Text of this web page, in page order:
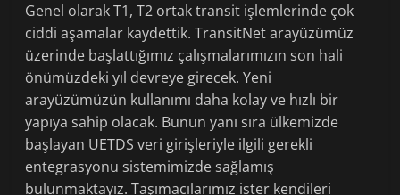
Genel olarak T1, T2 ortak transit işlemlerinde çok
ciddi aşamalar kaydettik. TransitNet arayüzümüz
üzerinde başlattığımız çalışmalarımızın son hali
önümüzdeki yıl devreye girecek. Yeni
arayüzümüzün kullanımı daha kolay ve hızlı bir
yapıya sahip olacak. Bunun yanı sıra ülkemizde
başlayan UETDS veri girişleriyle ilgili gerekli
entegrasyonu sistemimizde sağlamış
bulunmaktayız. Taşımacılarımız ister kendileri